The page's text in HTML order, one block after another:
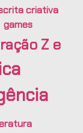
criativa
games
Z e